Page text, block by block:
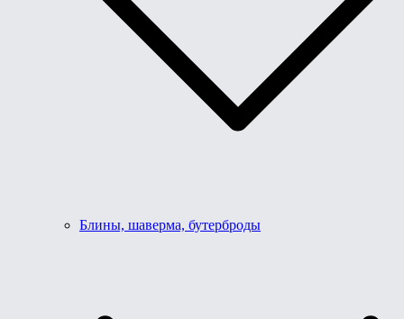
Блины, шаверма, бутерброды